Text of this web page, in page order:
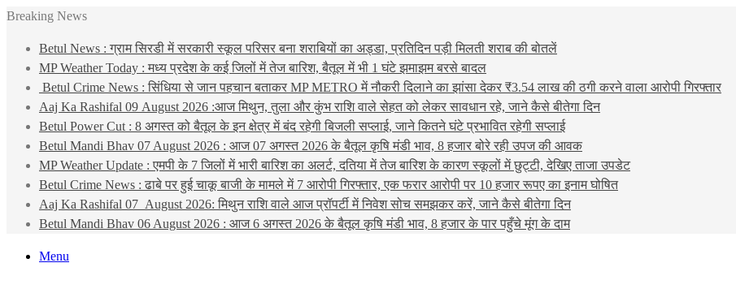
Breaking News
Betul News : ग्राम सिरडी में सरकारी स्कूल परिसर बना शराबियों का अड्डा, प्रतिदिन पड़ी मिलती शराब की बोतलें
MP Weather Today : मध्य प्रदेश के कई जिलों में तेज बारिश, बैतूल में भी 1 घंटे झमाझम बरसे बादल
Betul Crime News : सिंधिया से जान पहचान बताकर MP METRO में नौकरी दिलाने का झांसा देकर ₹3.54 लाख की ठगी करने वाला आरोपी गिरफ्तार
Aaj Ka Rashifal 09 August 2026 :आज मिथुन, तुला और कुंभ राशि वाले सेहत को लेकर सावधान रहे, जाने कैसे बीतेगा दिन
Betul Power Cut : 8 अगस्त को बैतूल के इन क्षेत्र में बंद रहेगी बिजली सप्लाई, जाने कितने घंटे प्रभावित रहेगी सप्लाई
Betul Mandi Bhav 07 August 2026 : आज 07 अगस्त 2026 के बैतूल कृषि मंडी भाव, 8 हजार बोरे रही उपज की आवक
MP Weather Update : एमपी के 7 जिलों में भारी बारिश का अलर्ट, दतिया में तेज बारिश के कारण स्कूलों में छुट्टी, देखिए ताजा उपडेट
Betul Crime News : ढाबे पर हुई चाकू बाजी के मामले में 7 आरोपी गिरफ्तार, एक फरार आरोपी पर 10 हजार रूपए का इनाम घोषित
Aaj Ka Rashifal 07 August 2026: मिथुन राशि वाले आज प्रॉपर्टी में निवेश सोच समझकर करें, जाने कैसे बीतेगा दिन
Betul Mandi Bhav 06 August 2026 : आज 6 अगस्त 2026 के बैतूल कृषि मंडी भाव, 8 हजार के पार पहुँचे मूंग के दाम
Menu